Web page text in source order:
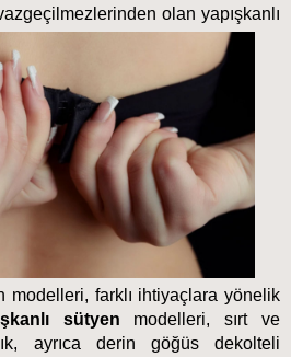
lerinden olan yapışkanlı
modelleri, farklı ihtiyaçlara yönelik
sütyen modelleri, sırt ve
ayrıca derin göğüs dekolteli